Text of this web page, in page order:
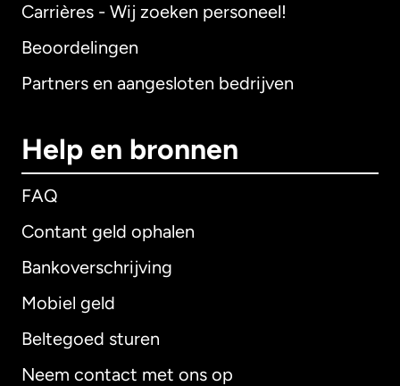
Carrières - Wij zoeken personeel!
Beoordelingen
Partners en aangesloten bedrijven
Help en bronnen
FAQ
Contant geld ophalen
Bankoverschrijving
Mobiel geld
Beltegoed sturen
Neem contact met ons op